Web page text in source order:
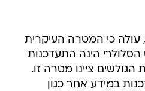
כי המטרה העיקרית
הינה התעדכנות
ציינו מטרה זו.
במידע אחר כגון